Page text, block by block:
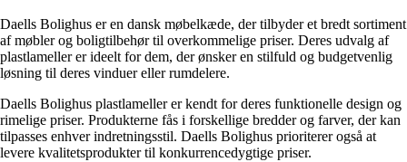
Daells Bolighus er en dansk møbelkæde, der tilbyder et bredt sortiment
af møbler og boligtilbehør til overkommelige priser. Deres udvalg af
plastlameller er ideelt for dem, der ønsker en stilfuld og budgetvenlig
løsning til deres vinduer eller rumdelere.
Daells Bolighus plastlameller er kendt for deres funktionelle design og
rimelige priser. Produkterne fås i forskellige bredder og farver, der kan
tilpasses enhver indretningsstil. Daells Bolighus prioriterer også at
levere kvalitetsprodukter til konkurrencedygtige priser.